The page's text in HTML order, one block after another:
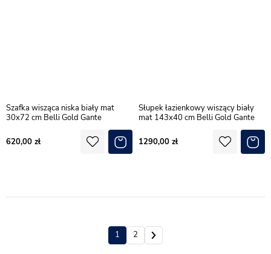
Szafka wisząca niska biały mat
30x72 cm Belli Gold Gante
620,00
Słupek łazienkowy wiszący biały
mat 143x40 cm Belli Gold Gante
1290,00
1 2